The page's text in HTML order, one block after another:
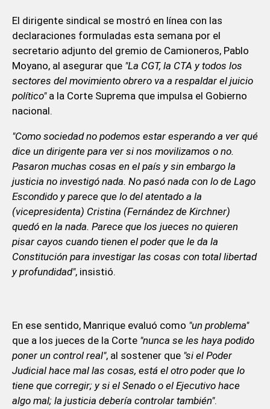
El dirigente sindical se mostró en línea con las
declaraciones formuladas esta semana por el
secretario adjunto del gremio de Camioneros, Pablo
Moyano, al asegurar que "La CGT, la CTA y todos los
sectores del movimiento obrero va a respaldar el juicio
político"a la Corte Suprema que impulsa el Gobierno
nacional.
"Como sociedad no podemos estar esperando a ver qué
dice un dirigente para ver si nos movilizamos o no.
Pasaron muchas cosas en el país y sin embargo la
justicia no investigó nada. No pasó nada con lo de Lago
Escondido y parece que lo del atentado a la
(vicepresidenta) Cristina (Fernández de Kirchner)
quedó en la nada. Parece que los jueces no quieren
pisar cayos cuando tienen el poder que le da la
Constitución para investigar las cosas con total libertad
y profundidad", insistió.
En ese sentido, Manrique evaluó como "un problema"
que a los jueces de la Corte "nunca se les haya podido
poner un control real", al sostener que "si el Poder
Judicial hace mal las cosas, está el otro poder que lo
tiene que corregir; y si el Senado o el Ejecutivo hace
algo mal; la justicia debería controlar también".